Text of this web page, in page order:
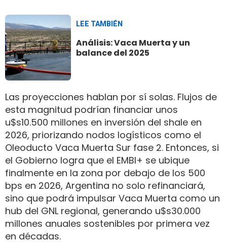
LEE TAMBIÉN
Análisis: Vaca Muerta y un
balance del 2025
Las proyecciones hablan por sí solas. Flujos de
esta magnitud podrían financiar unos
u$s10.500 millones en inversión del shale en
2026, priorizando nodos logísticos como el
Oleoducto Vaca Muerta Sur fase 2. Entonces, si
el Gobierno logra que el EMBI+ se ubique
finalmente en la zona por debajo de los 500
bps en 2026, Argentina no solo refinanciará,
sino que podrá impulsar Vaca Muerta como un
hub del GNL regional, generando u$s30.000
millones anuales sostenibles por primera vez
en décadas.